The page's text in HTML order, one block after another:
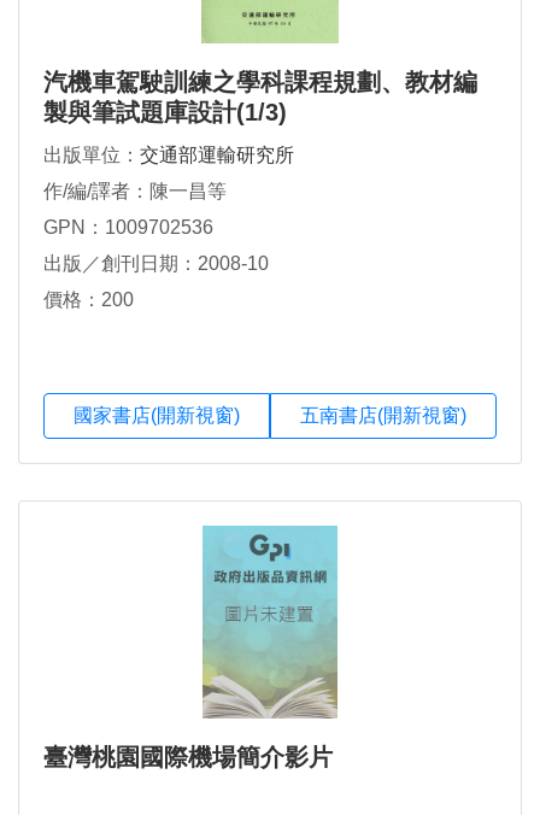
汽機車駕駛訓練之學科課程規劃、教材編
製與筆試題庫設計(1/3)
出版單位： 交通部運輸研究所
作/編/譯者：陳一昌等
GPN：1009702536
出版／創刊日期：2008-10
價格：200
國家書店(開新視窗) 五南書店(開新視窗)
臺灣桃園國際機場簡介影片